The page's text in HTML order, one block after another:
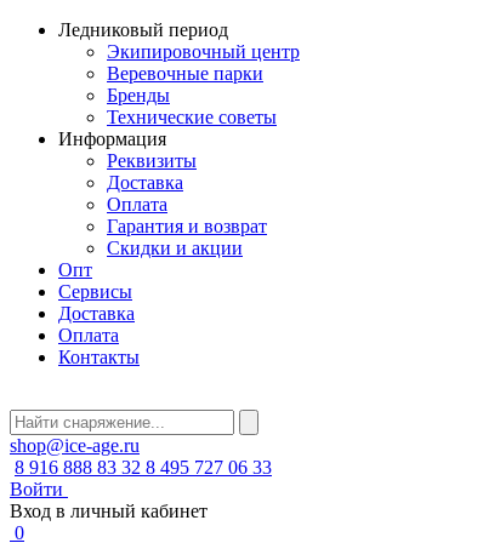
Ледниковый период
Экипировочный центр
Веревочные парки
Бренды
Технические советы
Информация
Реквизиты
Доставка
Оплата
Гарантия и возврат
Скидки и акции
Опт
Сервисы
Доставка
Оплата
Контакты
shop@ice-age.ru
8 916 888 83 32 8 495 727 06 33
Войти
Вход в личный кабинет
0